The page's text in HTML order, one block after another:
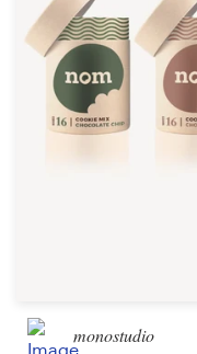
monostudio